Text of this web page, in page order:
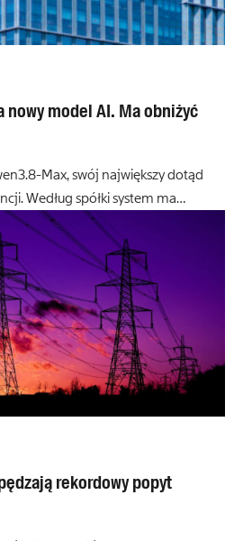
nowy model AI. Ma obniżyć
Max, swój największy dotąd
Według spółki system ma…
rekordowy popyt